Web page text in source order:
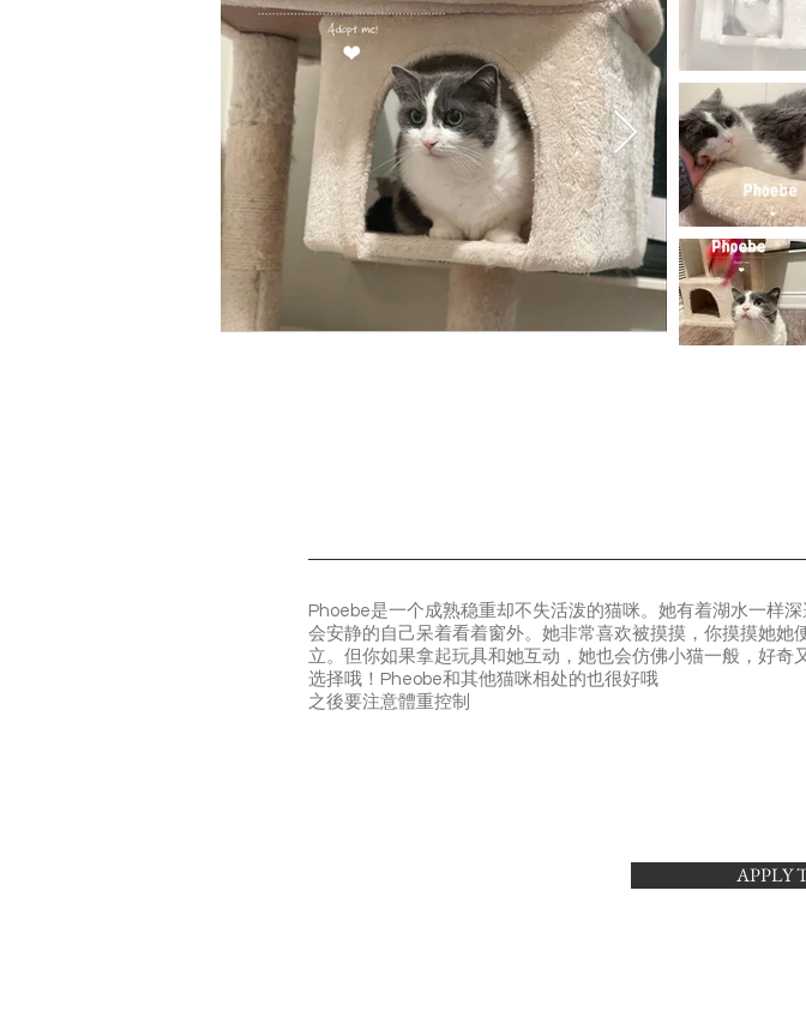
Phoebe是一个成熟稳重却不失活泼的猫咪。她有着湖水一样
会安静的自己呆着看着窗外。她非常喜欢被摸摸，你摸摸她
立。但你如果拿起玩具和她互动，她也会仿佛小猫一般，好
选择哦！Pheobe和其他猫咪相处的也很好哦
️之後要注意體重控制
APPLY